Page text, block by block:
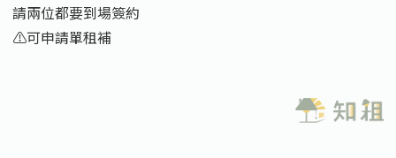
請兩位都要到場簽約
⚠️可申請單租補